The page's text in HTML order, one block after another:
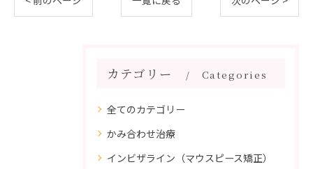
カテゴリー Categories
全てのカテゴリー
かみ合わせ治療
インビザライン（マウスピース矯正）